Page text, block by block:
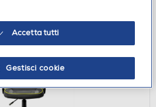
Accetta tutti
Gestisci cookie